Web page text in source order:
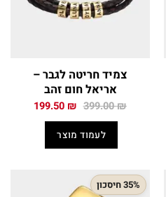
צמיד חריטה לגבר –
אריאל חום זהב
399.00₪ המחיר
399.00 ₪.
199.50 ₪ המחיר
לעמוד מוצר
35% חיסכון